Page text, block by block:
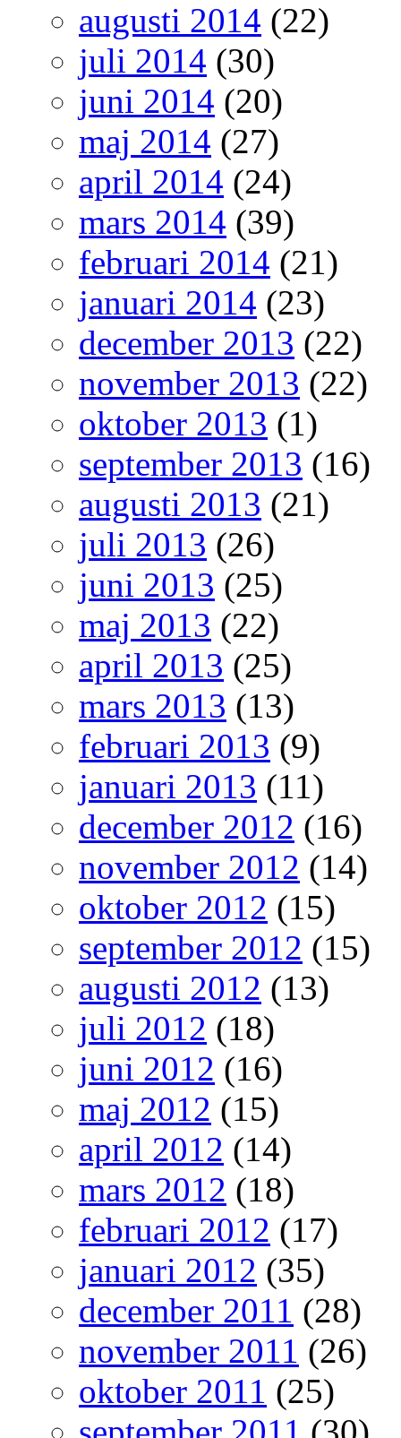
augusti 2014 (22)
juli 2014 (30)
juni 2014 (20)
maj 2014 (27)
april 2014 (24)
mars 2014 (39)
februari 2014 (21)
januari 2014 (23)
december 2013 (22)
november 2013 (22)
oktober 2013 (1)
september 2013 (16)
augusti 2013 (21)
juli 2013 (26)
juni 2013 (25)
maj 2013 (22)
april 2013 (25)
mars 2013 (13)
februari 2013 (9)
januari 2013 (11)
december 2012 (16)
november 2012 (14)
oktober 2012 (15)
september 2012 (15)
augusti 2012 (13)
juli 2012 (18)
juni 2012 (16)
maj 2012 (15)
april 2012 (14)
mars 2012 (18)
februari 2012 (17)
januari 2012 (35)
december 2011 (28)
november 2011 (26)
oktober 2011 (25)